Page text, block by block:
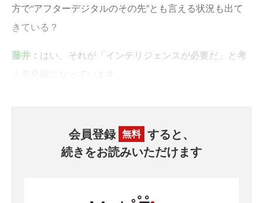
方で“アフターデジタルのその先”とも言える状況も出て
きている？
藤井： はい、それが「インテリジェンスが必要だ」と考
会員登録 無料 すると、
続きをお読みいただけます